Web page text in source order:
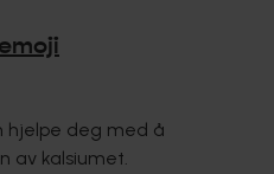
hjelpe deg med å
av kalsiumet.